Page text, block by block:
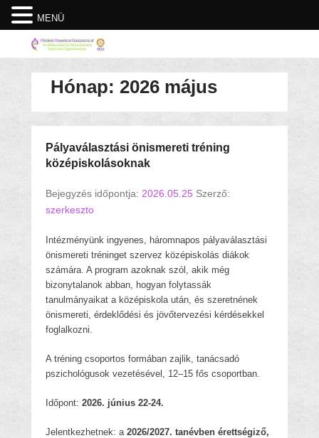
Hónap: 2026 május
Pályaválasztási önismereti tréning
középiskolásoknak
Bejegyzés időpontja: 2026.05.25 Szerző:
szerkeszto
Intézményünk ingyenes, háromnapos pályaválasztási
önismereti tréninget szervez középiskolás diákok
számára. A program azoknak szól, akik még
bizonytalanok abban, hogyan folytassák
tanulmányaikat a középiskola után, és szeretnének
önismereti, érdeklődési és jövőtervezési kérdésekkel
foglalkozni.
A tréning csoportos formában zajlik, tanácsadó
pszichológusok vezetésével, 12–15 fős csoportban.
Időpont: 2026. június 22-24.
Jelentkezhetnek: a 2026/2027. tanévben érettségiző,
MENÜ